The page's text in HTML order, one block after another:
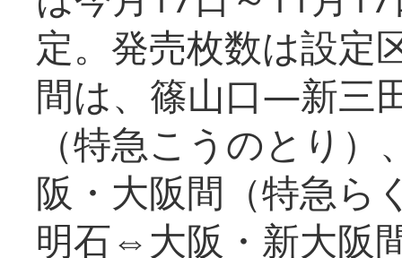
定。発売枚数は設定
間は、篠山口―新三
（特急こうのとり
阪・大阪間（特急
明石⇔大阪・新大阪